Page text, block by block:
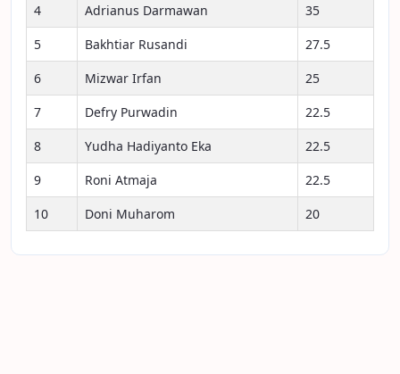
4
Adrianus Darmawan
35
5
Bakhtiar Rusandi
27.5
6
Mizwar Irfan
25
7
Defry Purwadin
22.5
8
Yudha Hadiyanto Eka
22.5
9
Roni Atmaja
22.5
10
Doni Muharom 20